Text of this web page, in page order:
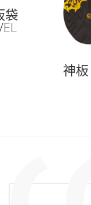
袋
神